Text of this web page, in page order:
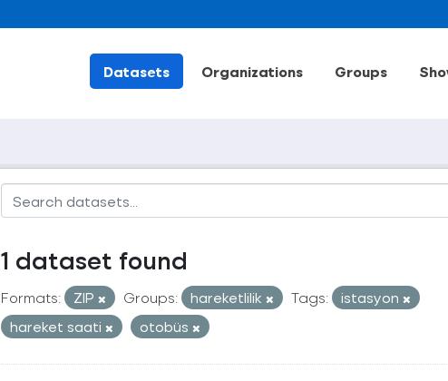
Datasets Organizations Groups
1 dataset found
Formats: ZIP Groups: hareketlilik Tags:
istasyon
hareket saati
otobüs